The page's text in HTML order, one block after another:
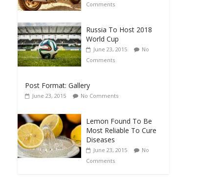
Comments
Russia To Host 2018
World Cup
June 23, 2015
No
Comments
Post Format: Gallery
June 23, 2015 No Comments
Lemon Found To Be
Most Reliable To Cure
Diseases
June 23, 2015
No
Comments